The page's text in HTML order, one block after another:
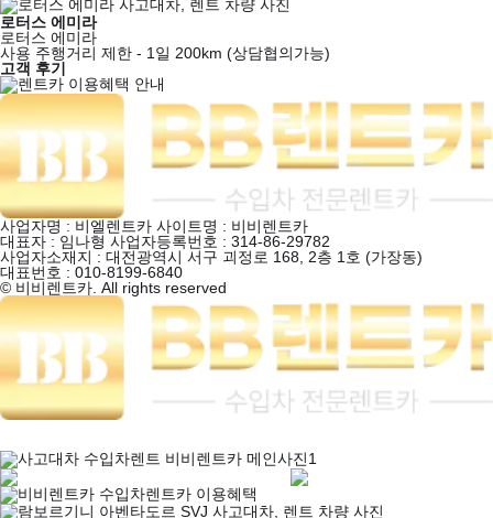
로터스 에미라
로터스 에미라
사용 주행거리 제한 - 1일 200km (상담협의가능)
고객 후기
사업자명 : 비엘렌트카 사이트명 : 비비렌트카
대표자 : 임나형 사업자등록번호 : 314-86-29782
사업자소재지 : 대전광역시 서구 괴정로 168, 2층 1호 (가장동)
대표번호 : 010-8199-6840
© 비비렌트카. All rights reserved